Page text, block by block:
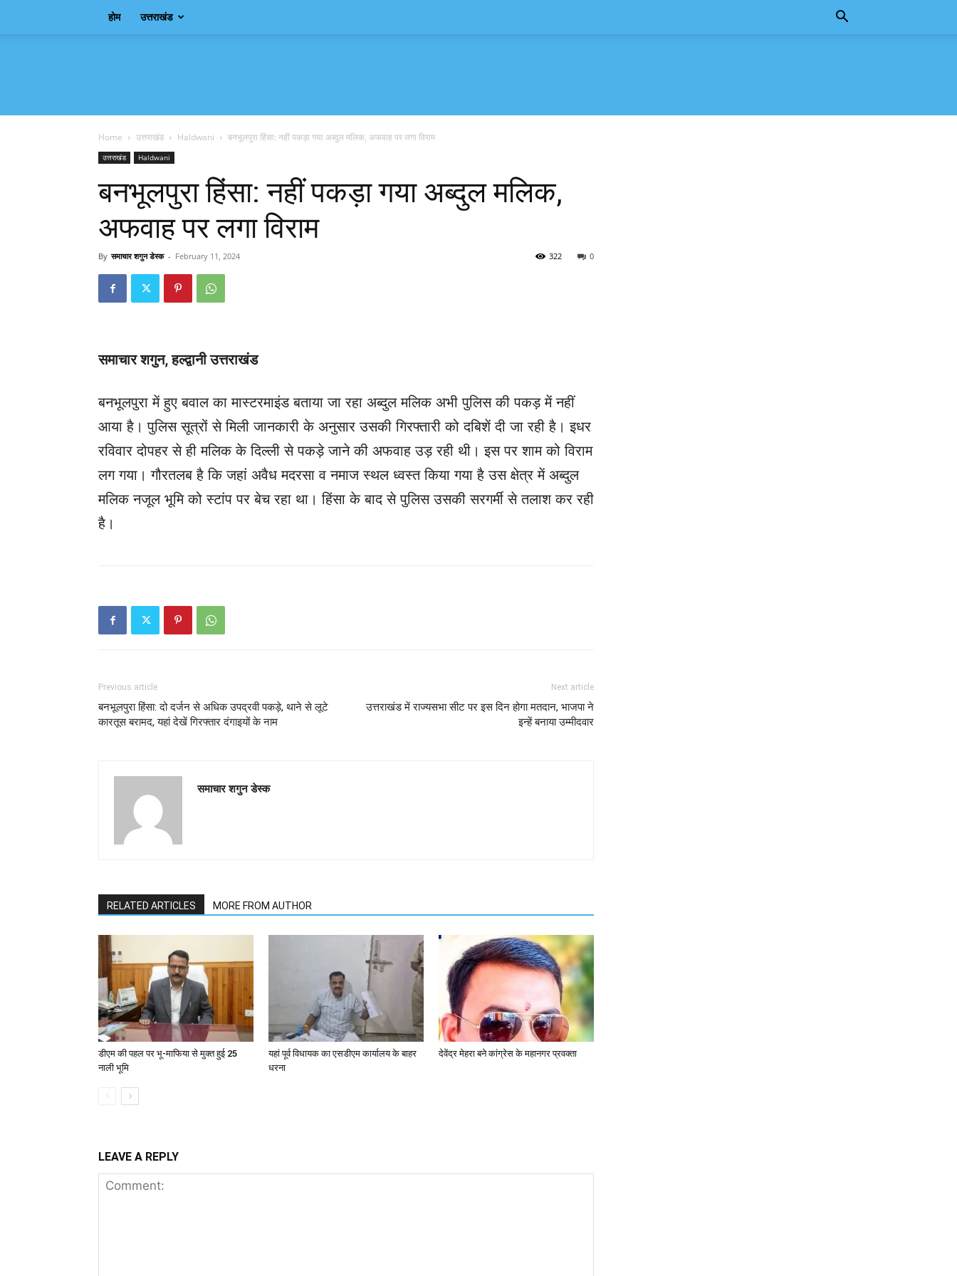
होम उत्तराखंड
Home उत्तराखंड Haldwani बनभूलपुरा हिंसा: नहीं पकड़ा गया अब्दुल मलिक, अफवाह पर लगा विराम
उत्तराखंड Haldwani
बनभूलपुरा हिंसा: नहीं पकड़ा गया अब्दुल मलिक,
अफवाह पर लगा विराम
By समाचार शगुन डेस्क - February 11, 2024 0
322
समाचार शगुन, हल्द्वानी उत्तराखंड
बनभूलपुरा में हुए बवाल का मास्टरमाइंड बताया जा रहा अब्दुल मलिक अभी पुलिस की पकड़ में नहीं
आया है। पुलिस सूत्रों से मिली जानकारी के अनुसार उसकी गिरफ्तारी को दबिशें दी जा रही है। इधर
रविवार दोपहर से ही मलिक के दिल्ली से पकड़े जाने की अफवाह उड़ रही थी। इस पर शाम को विराम
लग गया। गौरतलब है कि जहां अवैध मदरसा व नमाज स्थल ध्वस्त किया गया है उस क्षेत्र में अब्दुल
मलिक नजूल भूमि को स्टांप पर बेच रहा था। हिंसा के बाद से पुलिस उसकी सरगर्मी से तलाश कर रही
है।
Previous article
बनभूलपुरा हिंसा: दो दर्जन से अधिक उपद्रवी पकड़े, थाने से लूटे
कारतूस बरामद, यहां देखें गिरफ्तार दंगाइयों के नाम
Next article
उत्तराखंड में राज्यसभा सीट पर इस दिन होगा मतदान, भाजपा ने
इन्हें बनाया उम्मीदवार
समाचार शगुन डेस्क
RELATED ARTICLES MORE FROM AUTHOR
डीएम की पहल पर भू-माफिया से मुक्त हुई 25
नाली भूमि
यहां पूर्व विधायक का एसडीएम कार्यालय के बाहर
धरना
देवेंद्र मेहरा बने कांग्रेस के महानगर प्रवक्ता
LEAVE A REPLY